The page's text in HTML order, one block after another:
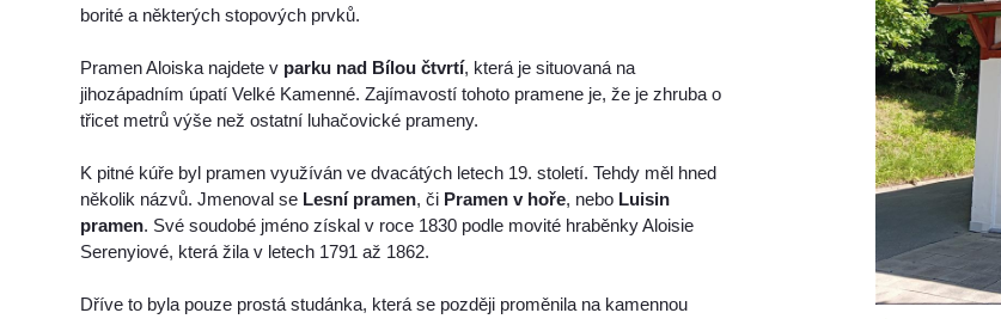
borité a některých stopových prvků.
Pramen Aloiska najdete v parku nad Bílou čtvrtí, která je situovaná na
jihozápadním úpatí Velké Kamenné. Zajímavostí tohoto pramene je, že je zhruba o
třicet metrů výše než ostatní luhačovické prameny.
K pitné kúře byl pramen využíván ve dvacátých letech 19. století. Tehdy měl hned
několik názvů. Jmenoval se Lesní pramen, či Pramen v hoře, nebo Luisin
pramen. Své soudobé jméno získal v roce 1830 podle movité hraběnky Aloisie
Serenyiové, která žila v letech 1791 až 1862.
Dříve to byla pouze prostá studánka, která se později proměnila na kamennou